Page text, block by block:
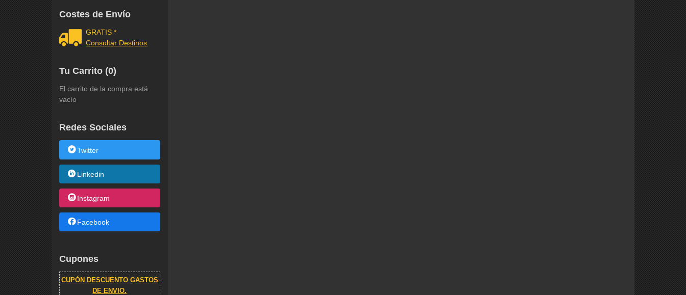
Costes de Envío
GRATIS *
Consultar Destinos
Tu Carrito (0)
El carrito de la compra está
vacío
Redes Sociales
Twitter
Linkedin
Instagram
Facebook
Cupones
CUPÓN DESCUENTO GASTOS
DE ENVIO.